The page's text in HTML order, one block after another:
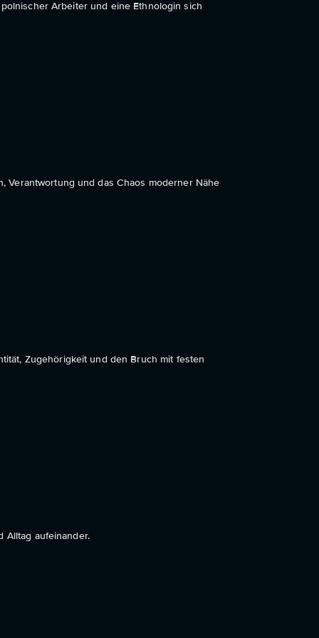
Arbeiter und eine Ethnologin sich
Verantwortung und das Chaos moderner Nähe
Zugehörigkeit und den Bruch mit festen
Alltag aufeinander.